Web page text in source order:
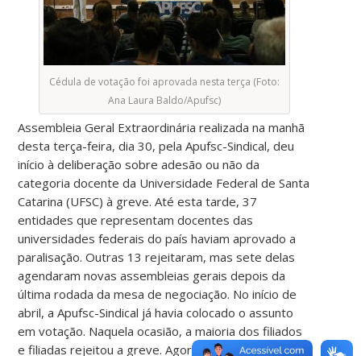
Cédula de votação foi aprovada nesta terça (Foto:
Ana Laura Baldo/Apufsc)
Assembleia Geral Extraordinária realizada na manhã
desta terça-feira, dia 30, pela Apufsc-Sindical, deu
início à deliberação sobre adesão ou não da
categoria docente da Universidade Federal de Santa
Catarina (UFSC) à greve. Até esta tarde, 37
entidades que representam docentes das
universidades federais do país haviam aprovado a
paralisação. Outras 13 rejeitaram, mas sete delas
agendaram novas assembleias gerais depois da
última rodada da mesa de negociação. No início de
abril, a Apufsc-Sindical já havia colocado o assunto
em votação. Naquela ocasião, a maioria dos filiados
e filiadas rejeitou a greve. Agora, o assunto